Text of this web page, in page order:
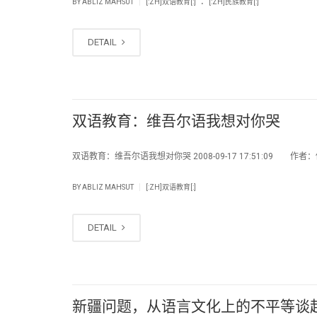
BYABLIZ MAHSUT [:ZH]双语教育[:] [:ZH]民族教育[:]
DETAIL
双语教育：维吾尔语我想对你哭
双语教育：维吾尔语我想对你哭 2008-09-17 17:51:09 作者
BYABLIZ MAHSUT [:ZH]双语教育[:]
DETAIL
新疆问题，从语言文化上的不平等谈